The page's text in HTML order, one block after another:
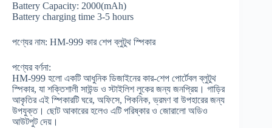
Battery Capacity: 2000(mAh)
Battery charging time 3-5 hours
পণ্যের নাম: HM-999 কার শেপ ব্লুটুথ স্পিকার
পণ্যের বর্ণনা:
HM-999 হলো একটি আধুনিক ডিজাইনের কার-শেপ পোর্টেবল ব্লুটুথ
স্পিকার, যা শক্তিশালী সাউন্ড ও স্টাইলিশ লুকের জন্য জনপ্রিয়। গাড়ির
আকৃতির এই স্পিকারটি ঘরে, অফিসে, পিকনিক, ভ্রমণ বা উপহারের জন্য
উপযুক্ত। ছোট আকারের হলেও এটি পরিষ্কার ও জোরালো অডিও
আউটপুট দেয়।